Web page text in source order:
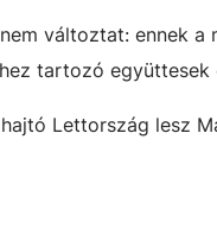
változtat: ennek
tartozó együttesek
Lettország lesz